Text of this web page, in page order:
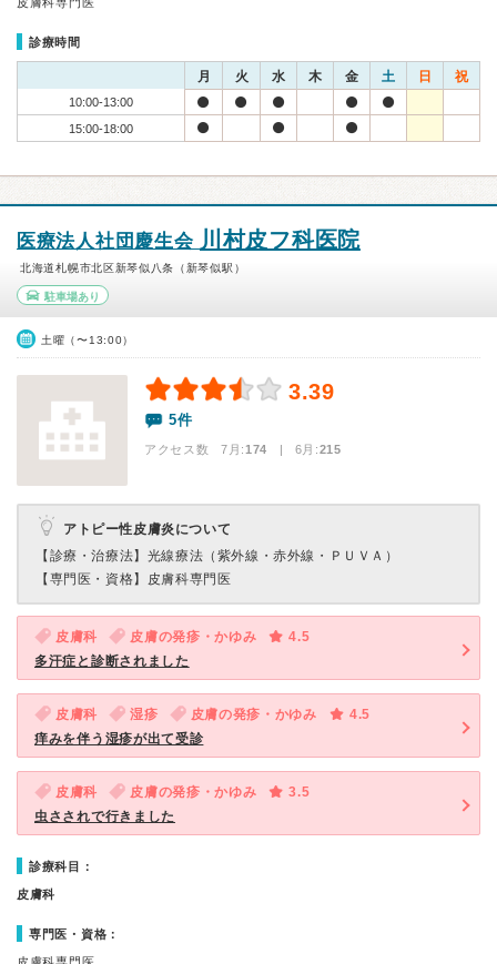
診療時間
月 火 水 木 金 土 日 祝
10:00-13:00
15:00-18:00
医療法人社団慶生会 川村皮フ科医院
北海道札幌市北区新琴似八条（新琴似駅）
駐車場あり
土曜（〜13:00）
3.39
5件
アクセス数 7月:174 | 6月:215
アトピー性皮膚炎について
【診療・治療法】 光線療法（紫外線・赤外線・ＰＵＶＡ）
【専門医・資格】 皮膚科専門医
皮膚科 皮膚の発疹・かゆみ
4.5
多汗症と診断されました
皮膚科 湿疹 皮膚の発疹・かゆみ
4.5
痒みを伴う湿疹が出て受診
皮膚科 皮膚の発疹・かゆみ
3.5
虫さされで行きました
診療科目：
皮膚科
専門医・資格：